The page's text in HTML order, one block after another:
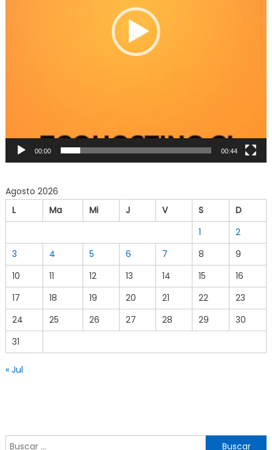
00:00 00:44
Agosto 2026
L
Ma Mi J V S
D
1
2
3
4 5 6 7 8
9
10
11 12 13 14 15
16
17
18 19 20 21 22
23
24
25 26 27 28 29
30
31
« Jul
Buscar por: